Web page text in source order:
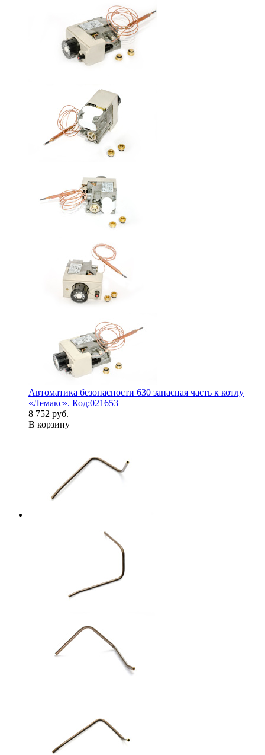
Автоматика безопасности 630 запасная часть к котлу
«Лемакс». Код:021653
8 752 руб.
В корзину